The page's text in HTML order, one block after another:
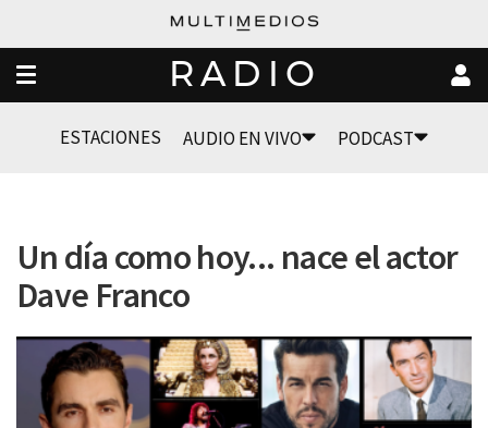
RADIO
ESTACIONES AUDIO EN VIVO PODCAST
Un día como hoy... nace el actor
Dave Franco